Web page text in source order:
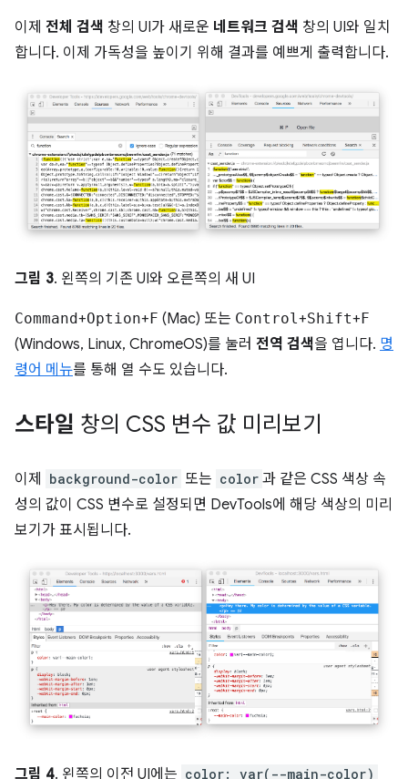
이제 전체 검색 창의 UI가 새로운 네트워크 검색 창의 UI와 일치
합니다. 이제 가독성을 높이기 위해 결과를 예쁘게 출력합니다.
그림 3. 왼쪽의 기존 UI와 오른쪽의 새 UI
Command+Option+F (Mac) 또는 Control+Shift+F
(Windows, Linux, ChromeOS)를 눌러 전역 검색을 엽니다. 명
령어 메뉴를 통해 열 수도 있습니다.
스타일 창의 CSS 변수 값 미리보기
이제 background-color 또는 color 과 같은 CSS 색상 속
성의 값이 CSS 변수로 설정되면 DevTools에 해당 색상의 미리
보기가 표시됩니다.
그림 4. 왼쪽의 이전 UI에는 color: var(--main-color)